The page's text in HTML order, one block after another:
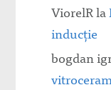
ViorelRla
inducţie
bogdan